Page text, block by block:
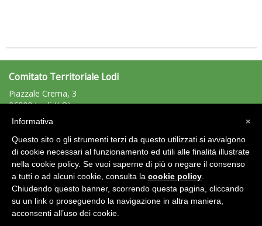
Roma
Comitato Territoriale Lodi
Piazzale Crema, 3
26900 Lodi (LO)
Tel: 0371/944162 - Fax: 0371/944162
C.F.: 92527900150
Area Riservata 2.0
×
Informativa
Questo sito o gli strumenti terzi da questo utilizzati si avvalgono
di cookie necessari al funzionamento ed utili alle finalità illustrate
nella cookie policy. Se vuoi saperne di più o negare il consenso
a tutti o ad alcuni cookie, consulta la cookie policy
Chiudendo questo banner, scorrendo questa pagina, cliccando
su un link o proseguendo la navigazione in altra maniera,
acconsenti all’uso dei cookie.